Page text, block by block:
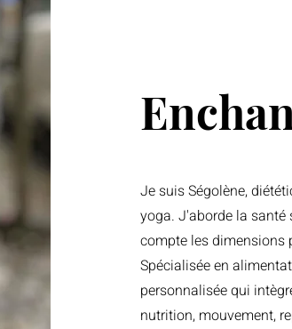
Je suis Ségolène,
yoga. J'aborde la santé
compte les dimensions
Spécialisée en
personnalisée qui
nutrition, mouvement,